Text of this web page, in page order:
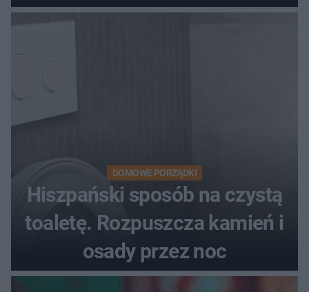
DOMOWE PORZĄDKI
Hiszpański sposób na czystą
toaletę. Rozpuszcza kamień i
osady przez noc